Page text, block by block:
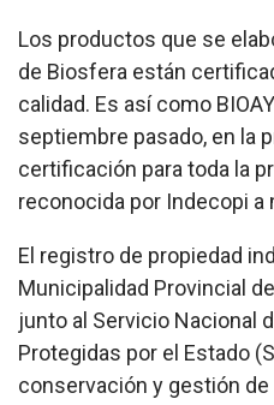
Los productos que se
de Biosfera están
calidad. Es así como
septiembre pasado, en la
certificación para toda la
reconocida por Indecopi a
El registro de propiedad
Municipalidad Provincial
junto al Servicio Nacional
Protegidas por el Estado
conservación y gestión de